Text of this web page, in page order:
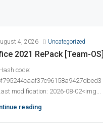
4, 2026 Uncategorized
2021 RePack [Team-OS]
code:
modification: 2026-08-02<img...
reading